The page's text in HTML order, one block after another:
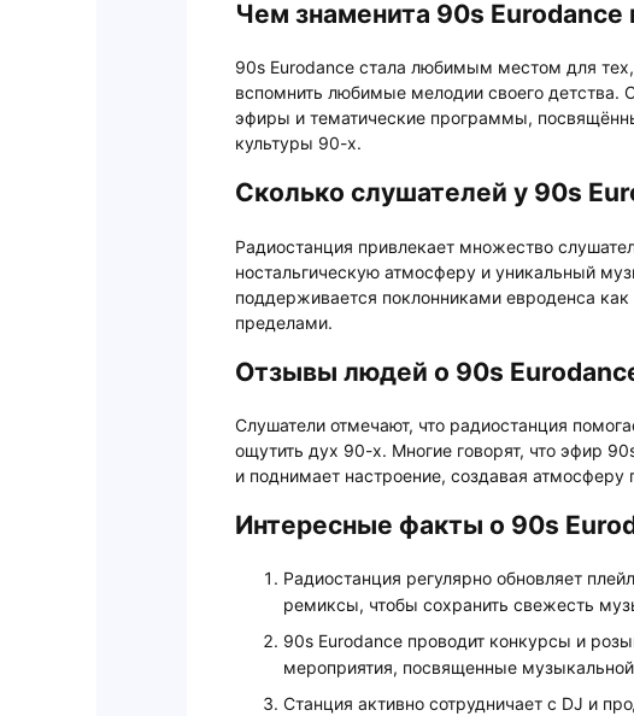
Чем знаменита 90s Eurodance
90s Eurodance стала любимым местом для
вспомнить любимые мелодии своего детства.
эфиры и тематические программы,
культуры 90-х.
Сколько слушателей у 90s
Радиостанция привлекает множество
ностальгическую атмосферу и уникальный
поддерживается поклонниками евроденса как
пределами.
Отзывы людей о 90s
Слушатели отмечают, что радиостанция
ощутить дух 90-х. Многие говорят, что эфир
и поднимает настроение, создавая атмосферу
Интересные факты о 90s
Радиостанция регулярно обновляет
ремиксы, чтобы сохранить свежесть
90s Eurodance проводит конкурсы и
мероприятия, посвященные
Станция активно сотрудничает с DJ и